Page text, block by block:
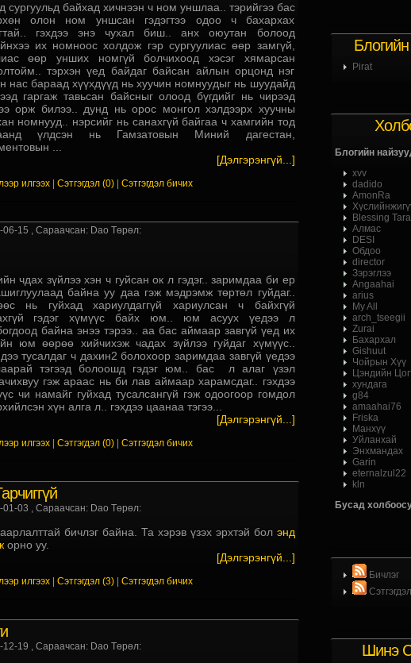
Pirat
Блогийн
xvv
dadido
AmonRa
Blessing Tara
Алмас
DESI
Обдоо
director
Зэрэглээ
Angaahai
arius
My All
arch_tseegii
Zurai
Бахархал
Gishuut
Чойрын Хүү
Цэндийн
хундага
g84
amaahai76
Friska
Манхүү
Уйланхай
Энхмандах
Garin
eternalzul22
kln
Бусад
Бичлэг
Сэтгэгдэл
Шинэ
сургуульд байхад хичнээн ч ном уншлаа.. тэрийгээ бас
олон ном уншсан гэдэгтээ одоо ч бахархах
гэхдээ энэ чухал биш.. анх оюутан болоод
их номноос холдож гэр сургуулиас өөр замгүй,
өөр унших номгүй болчихоод хэсэг хямарсан
тэрхэн үед байдаг байсан айлын орцонд нэг
нас бараад хүүхдүүд нь хуучин номнуудыг нь шуудайд
гаргаж тавьсан байсныг олоод бүгдийг нь чирээд
орж билээ.. дунд нь орос монгол хэлдээрх хуучны
номнууд.. нэрсийг нь санахгүй байгаа ч хамгийн тод
үлдсэн нь Гамзатовын Миний дагестан,
...
[Дэлгэрэнгүй...]
илгээх Сэтгэгдэл (0)| Сэтгэгдэл бичих
06-15 , Сараачсан: Dao Төрөл:
чдах зүйлээ хэн ч гуйсан ок л гэдэг.. заримдаа би ер
байна уу даа гэж мэдрэмж төртөл гуйдаг..
нь гуйхад хариулдаггүй хариулсан ч байхгүй
гэдэг хүмүүс байх юм.. юм асуух үедээ л
байна энээ тэрээ.. аа бас аймаар завгүй үед их
юм өөрөө хийчихэж чадах зүйлээ гуйдаг хүмүүс..
тусалдаг ч дахин2 болохоор заримдаа завгүй үедээ
тэгээд болоошд гэдэг юм.. бас л алаг үзэл
гэж араас нь би лав аймаар харамсдаг.. гэхдээ
чи намайг гуйхад тусалсангүй гэж одоогоор гомдол
хүн алга л.. гэхдээ цаанаа тэгээ...
[Дэлгэрэнгүй...]
илгээх Сэтгэгдэл (0)| Сэтгэгдэл бичих
01-03 , Сараачсан: Dao Төрөл:
бичлэг байна. Та хэрэв үзэх эрхтэй бол энд
орно уу.
[Дэлгэрэнгүй...]
илгээх Сэтгэгдэл (3)| Сэтгэгдэл бичих
12-19 , Сараачсан: Dao Төрөл: